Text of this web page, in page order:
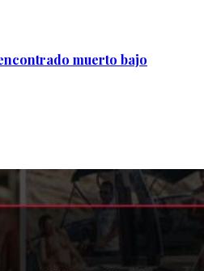
muerto bajo